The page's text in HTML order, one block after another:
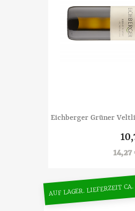
Eichberger Grüner
AUF LAGER. LIEFERZEIT